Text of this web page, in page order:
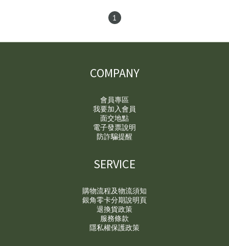
1
COMPANY
會員專區
我要加入會員
面交地點
電子發票說明
防詐騙提醒
SERVICE
購物流程及物流須知
銀角零卡分期說明頁
退換貨政策
服務條款
隱私權保護政策